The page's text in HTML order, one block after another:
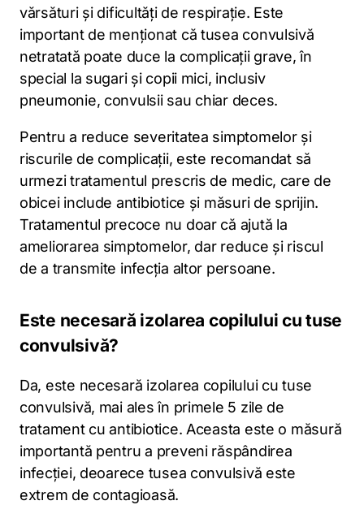
vărsături și dificultăți de respirație. Este
important de menționat că tusea convulsivă
netratată poate duce la complicații grave, în
special la sugari și copii mici, inclusiv
pneumonie, convulsii sau chiar deces.
Pentru a reduce severitatea simptomelor și
riscurile de complicații, este recomandat să
urmezi tratamentul prescris de medic, care de
obicei include antibiotice și măsuri de sprijin.
Tratamentul precoce nu doar că ajută la
ameliorarea simptomelor, dar reduce și riscul
de a transmite infecția altor persoane.
Este necesară izolarea copilului cu tuse
convulsivă?
Da, este necesară izolarea copilului cu tuse
convulsivă, mai ales în primele 5 zile de
tratament cu antibiotice. Aceasta este o măsură
importantă pentru a preveni răspândirea
infecției, deoarece tusea convulsivă este
extrem de contagioasă.